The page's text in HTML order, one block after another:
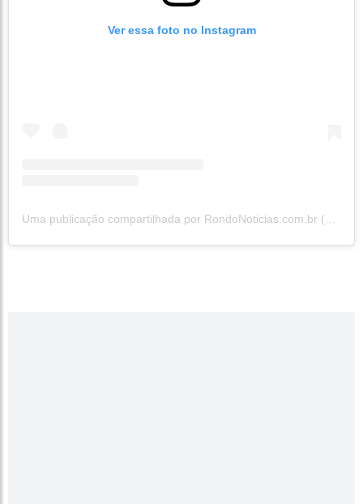
Ver essa foto no Instagram
Uma publicação compartilhada por RondoNoticias.com.br (@rondonoticias)